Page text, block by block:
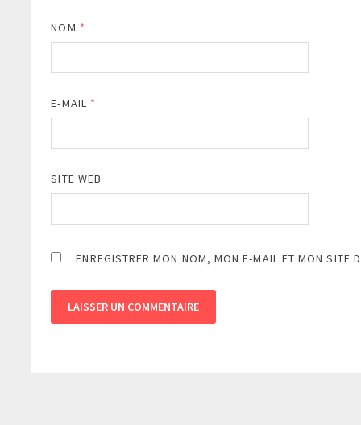
NOM *
E-MAIL *
SITE WEB
ENREGISTRER MON NOM, MON E-MAIL ET MON SITE